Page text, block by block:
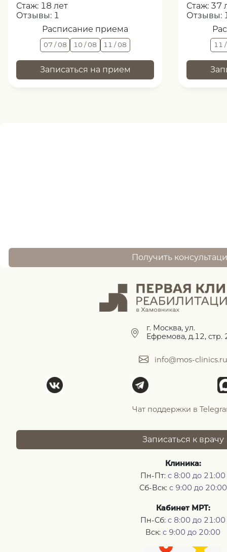
Стаж: 18 лет
Отзывы: 1
Расписание приема
07 / 08 10 / 08 11 / 08
Записаться на прием
Стаж: 37
Отзывы:
11
Получить
г. Москва, ул.
Ефремова, д.12, стр.
info@mos-clinics.ru
Чат поддержки в
Записаться к врачу
Клиника:
Пн-Пт: с 8:00 до 21:00
Сб-Вск: с 9:00 до 20:00
Кабинет МРТ:
Пн-Сб: с 8:00 до 21:00
Вск: с 9:00 до 20:00